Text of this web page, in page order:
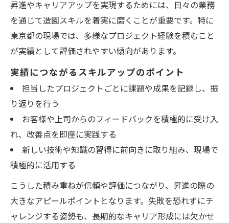
昇進やキャリアアップを実現するためには、日々の業務
を通じて造園スキルを着実に磨くことが重要です。特に
東京都の現場では、多様なプロジェクト経験を積むこと
が実績として評価されやすい傾向があります。
実績につながるスキルアップのポイント
担当したプロジェクトごとに課題や成果を記録し、振
り返りを行う
お客様や上司からのフィードバックを積極的に受け入
れ、改善点を即座に実践する
新しい技術や知識の習得に前向きに取り組み、現場で
積極的に活用する
こうした積み重ねが信頼や評価につながり、昇進の際の
大きなアピールポイントとなります。失敗を恐れずにチ
ャレンジする姿勢も、長期的なキャリア形成には欠かせ